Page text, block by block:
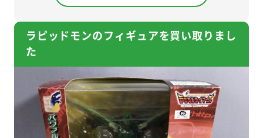
ラピッドモンのフィギュアを買い取りまし
た